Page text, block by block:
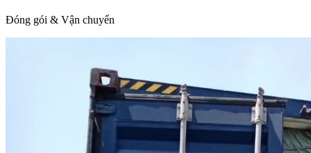
Đóng gói & Vận chuyển